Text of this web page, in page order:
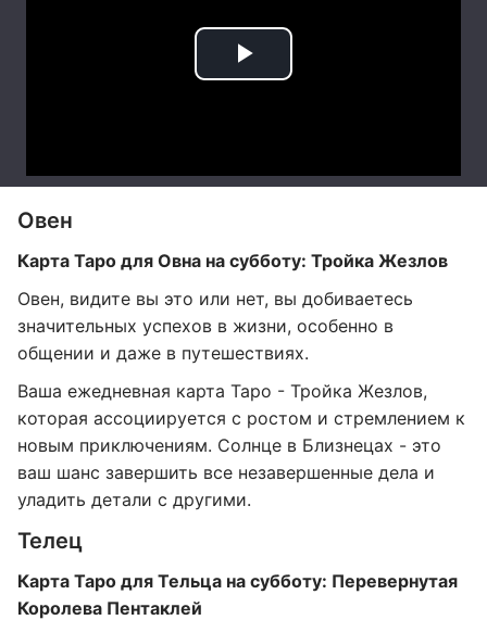
Овен
Карта Таро для Овна на субботу: Тройка Жезлов
Овен, видите вы это или нет, вы добиваетесь
значительных успехов в жизни, особенно в
общении и даже в путешествиях.
Ваша ежедневная карта Таро - Тройка Жезлов,
которая ассоциируется с ростом и стремлением к
новым приключениям. Солнце в Близнецах - это
ваш шанс завершить все незавершенные дела и
уладить детали с другими.
Телец
Карта Таро для Тельца на субботу: Перевернутая
Королева Пентаклей